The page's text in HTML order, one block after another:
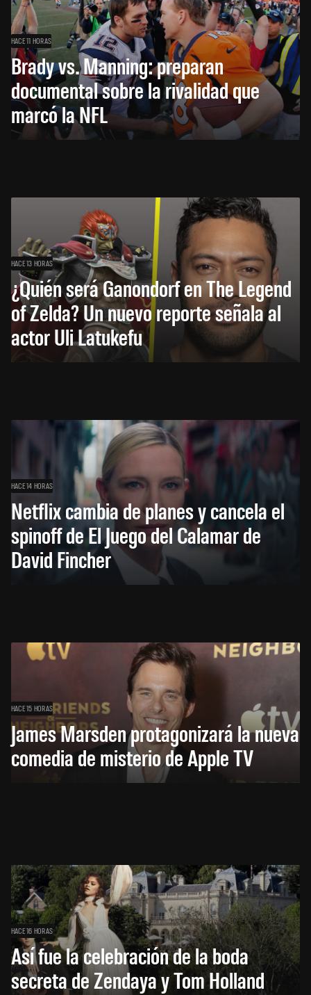
HACE 11 HORAS
Brady vs. Manning: preparan
documental sobre la rivalidad que
marcó la NFL
HACE 13 HORAS
¿Quién será Ganondorf en The Legend
of Zelda? Un nuevo reporte señala al
actor Uli Latukefu
HACE 14 HORAS
Netflix cambia de planes y cancela el
spinoff de El Juego del Calamar de
David Fincher
HACE 15 HORAS
James Marsden protagonizará la nueva
comedia de misterio de Apple TV
HACE 16 HORAS
Así fue la celebración de la boda
secreta de Zendaya y Tom Holland